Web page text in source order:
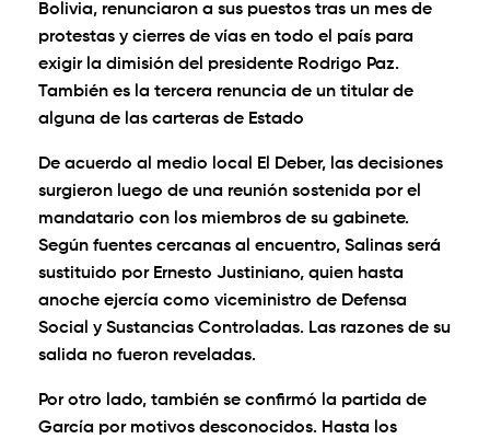
Bolivia, renunciaron a sus puestos tras un mes de
protestas y cierres de vías en todo el país para
exigir la dimisión del presidente Rodrigo Paz.
También es la tercera renuncia de un titular de
alguna de las carteras de Estado
De acuerdo al medio local El Deber, las decisiones
surgieron luego de una reunión sostenida por el
mandatario con los miembros de su gabinete.
Según fuentes cercanas al encuentro, Salinas será
sustituido por Ernesto Justiniano, quien hasta
anoche ejercía como viceministro de Defensa
Social y Sustancias Controladas. Las razones de su
salida no fueron reveladas.
Por otro lado, también se confirmó la partida de
García por motivos desconocidos. Hasta los